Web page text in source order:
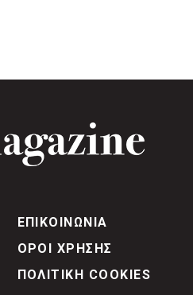
ΕΠΙΚΟΙΝΩΝΙΑ
ΟΡΟΙ ΧΡΗΣΗΣ
ΠΟΛΙΤΙΚΗ COOKIES